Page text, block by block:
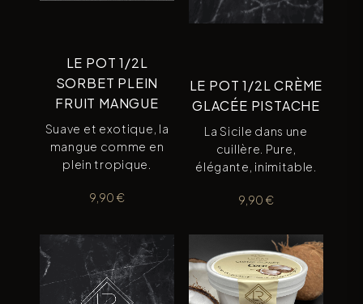
LE POT 1/2L
SORBET PLEIN
FRUIT MANGUE
Suave et exotique, la
mangue comme en
plein tropique.
9,90 €
LE POT 1/2L CRÈME
GLACÉE PISTACHE
La Sicile dans une
cuillère. Pure,
élégante, inimitable.
9,90 €